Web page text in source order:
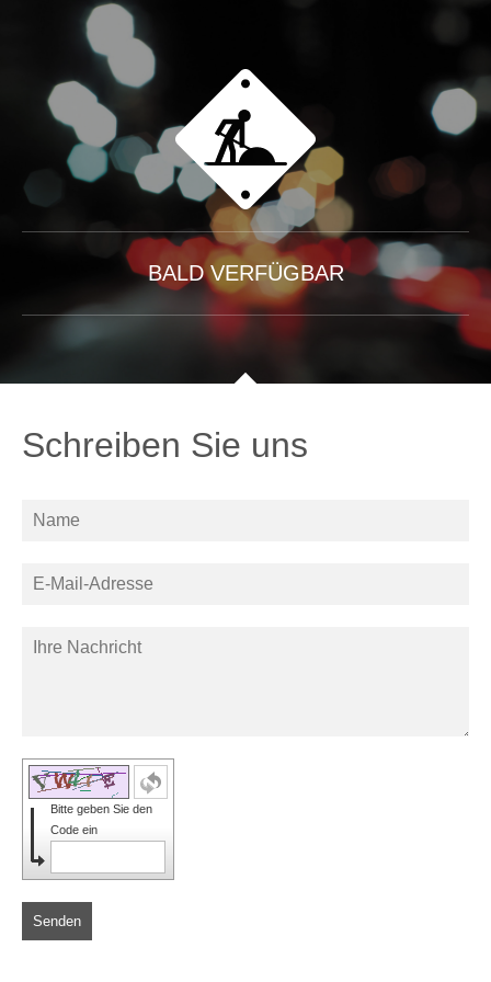
BALD VERFÜGBAR
Schreiben Sie uns
Bitte geben Sie den
Code ein
Senden